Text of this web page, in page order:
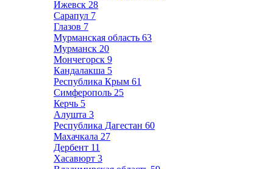
Ижевск 28
Сарапул 7
Глазов 7
Мурманская область 63
Мурманск 20
Мончегорск 9
Кандалакша 5
Республика Крым 61
Симферополь 25
Керчь 5
Алушта 3
Республика Дагестан 60
Махачкала 27
Дербент 11
Хасавюрт 3